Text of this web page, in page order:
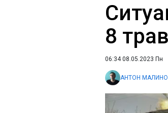
8
06:34 08.05.2023 Пн
АНТОН